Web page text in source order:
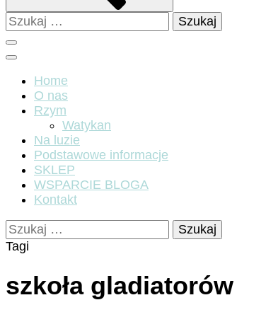
Szukaj:
Home
O nas
Rzym
Watykan
Na luzie
Podstawowe informacje
SKLEP
WSPARCIE BLOGA
Kontakt
Szukaj:
Tagi
szkoła gladiatorów